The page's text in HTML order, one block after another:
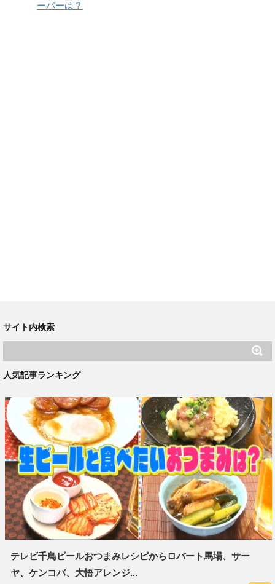
ーバーは？
サイト内検索
人気記事ランキング
テレビ千鳥ビールおつまみレシピからロバート馬場、サー
ヤ、ケンコバ、大悟アレンジ...